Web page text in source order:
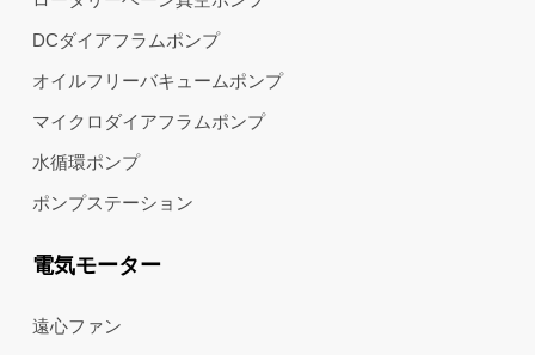
DCダイアフラムポンプ
オイルフリーバキュームポンプ
マイクロダイアフラムポンプ
水循環ポンプ
ポンプステーション
電気モーター
遠心ファン